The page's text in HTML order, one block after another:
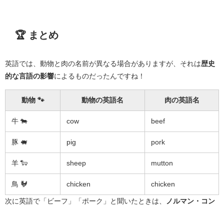
🏆 まとめ
英語では、動物と肉の名前が異なる場合がありますが、それは歴史
的な言語の影響によるものだったんですね！
動物 🐾 動物の英語名 肉の英語名
牛 🐄 cow beef
豚 🐖 pig pork
羊 🐑 sheep mutton
鳥 🐓 chicken chicken
次に英語で「ビーフ」「ポーク」と聞いたときは、
ノルマン・コン